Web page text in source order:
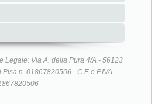
Legale: Via A. della Pura 4/A - 56123
n. 01867820506 - C.F. e P.IVA